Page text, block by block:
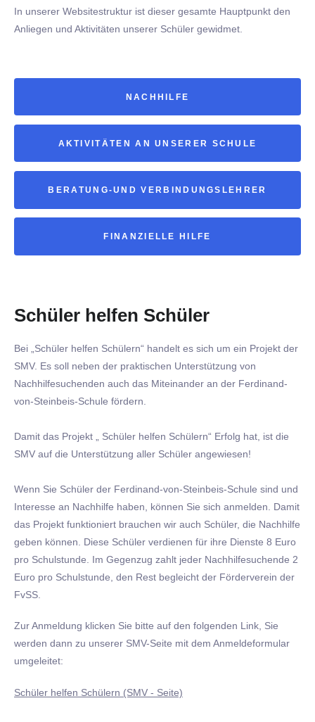
In unserer Websitestruktur ist dieser gesamte Hauptpunkt den
Anliegen und Aktivitäten unserer Schüler gewidmet.
NACHHILFE
AKTIVITÄTEN AN UNSERER SCHULE
BERATUNG-UND VERBINDUNGSLEHRER
FINANZIELLE HILFE
Schüler helfen Schüler
Bei „Schüler helfen Schülern“ handelt es sich um ein Projekt der
SMV. Es soll neben der praktischen Unterstützung von
Nachhilfesuchenden auch das Miteinander an der Ferdinand-
von-Steinbeis-Schule fördern.
Damit das Projekt „ Schüler helfen Schülern“ Erfolg hat, ist die
SMV auf die Unterstützung aller Schüler angewiesen!
Wenn Sie Schüler der Ferdinand-von-Steinbeis-Schule sind und
Interesse an Nachhilfe haben, können Sie sich anmelden. Damit
das Projekt funktioniert brauchen wir auch Schüler, die Nachhilfe
geben können. Diese Schüler verdienen für ihre Dienste 8 Euro
pro Schulstunde. Im Gegenzug zahlt jeder Nachhilfesuchende 2
Euro pro Schulstunde, den Rest begleicht der Förderverein der
FvSS.
Zur Anmeldung klicken Sie bitte auf den folgenden Link, Sie
werden dann zu unserer SMV-Seite mit dem Anmeldeformular
umgeleitet:
Schüler helfen Schülern (SMV - Seite)